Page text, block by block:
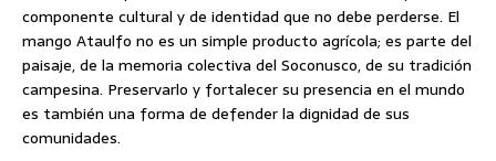
componente cultural y de identidad que no debe perderse. El
mango Ataulfo no es un simple producto agrícola; es parte del
paisaje, de la memoria colectiva del Soconusco, de su tradición
campesina. Preservarlo y fortalecer su presencia en el mundo
es también una forma de defender la dignidad de sus
comunidades.